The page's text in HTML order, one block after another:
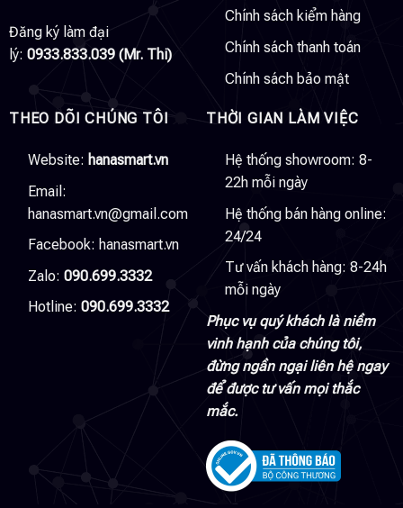
Đăng ký làm đại
lý: 0933.833.039 (Mr. Thi)
Chính sách kiểm hàng
Chính sách thanh toán
Chính sách bảo mật
THEO DÕI CHÚNG TÔI
Website: hanasmart.vn
Email:
hanasmart.vn@gmail.com
Facebook: hanasmart.vn
Zalo: 090.699.3332
Hotline: 090.699.3332
THỜI GIAN LÀM VIỆC
Hệ thống showroom: 8-
22h mỗi ngày
Hệ thống bán hàng online:
24/24
Tư vấn khách hàng: 8-24h
mỗi ngày
Phục vụ quý khách là niềm
vinh hạnh của chúng tôi,
đừng ngần ngại liên hệ ngay
để được tư vấn mọi thắc
mắc.